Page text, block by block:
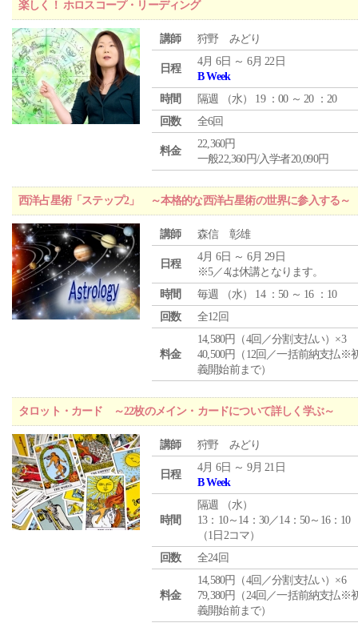
楽しく！ ホロスコープ・リーディング
講師 狩野 みどり
日程
4月 6日 ～ 6月 22日
B Week
時間
隔週 （水） 19 ：00 ～ 20 ：20
回数
全6回
料金
22,360円
一般22,360円/入学者20,090円
西洋占星術「ステップ2」 ～本格的な西洋占星術の世界に参入する～
講師 森信 彰雄
日程
4月 6日 ～ 6月 29日
※5／4は休講となります。
時間
毎週 （水） 14 ：50 ～ 16 ：10
回数
全12回
料金
14,580円（4回／分割支払い）×3
40,500円（12回／一括前納支払※
義開始前まで）
タロット・カード ～22枚のメイン・カードについて詳しく学ぶ～
講師 狩野 みどり
日程
4月 6日 ～ 9月 21日
B Week
時間
隔週 （水）
13：10～14：30／14：50～16：10
（1日2コマ）
回数
全24回
料金
14,580円（4回／分割支払い）×6
79,380円（24回／一括前納支払※
義開始前まで）